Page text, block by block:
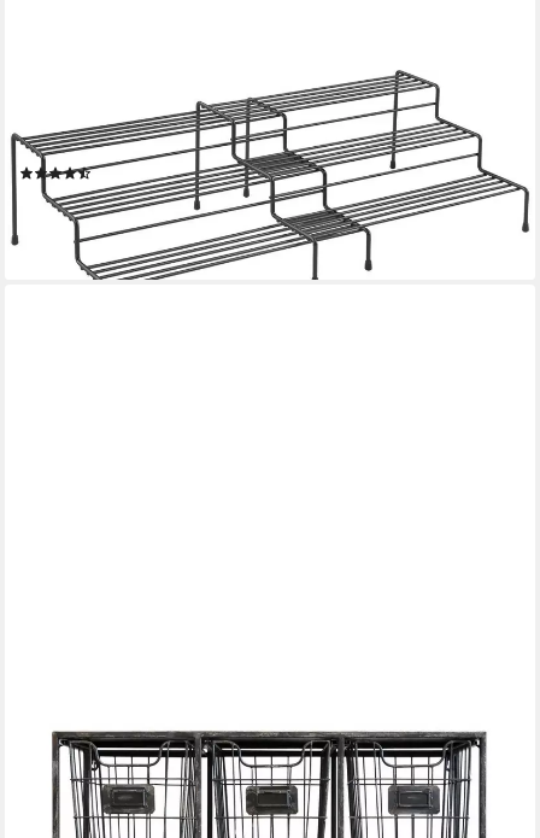
Gewürzregal, 2-tlg., 3 Etagen, mit exclusiver TouchTherm®
Beschichtung
(13)
25,99 € UVP29,99 €
lieferbar - in 3-4 Werktagen bei dir
Gitterfächern
ab 239,00 € 269,95 €
lieferbar - in 2-3 Werktagen bei dir